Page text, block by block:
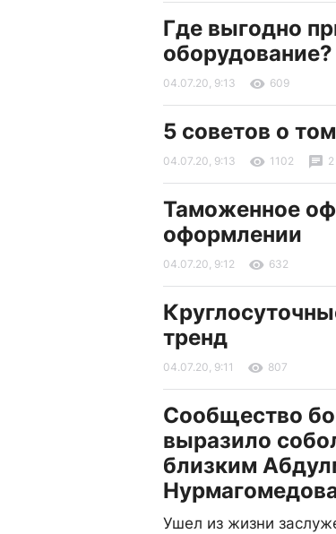
Где выгодно
оборудование?
04.07.20, 9:13 609
5 советов о
04.07.20, 9:13 1102 2
Таможенное
оформлении
04.07.20, 9:12 632
тренд
04.07.20, 9:11 807
Сообщество
выразило
близким
Ушел из жизни